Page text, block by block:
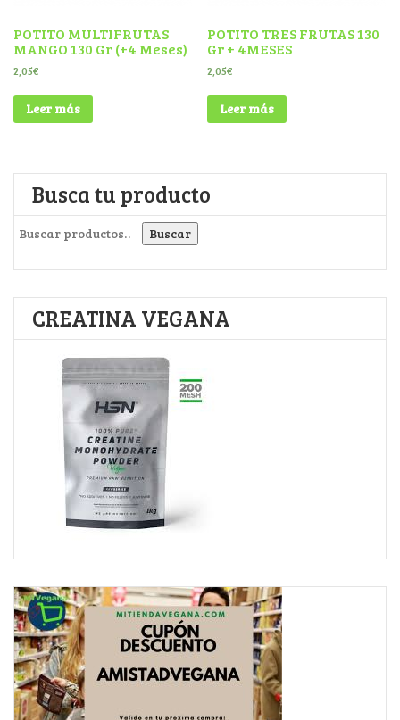
POTITO MULTIFRUTAS
MANGO 130 Gr (+4 Meses)
2,05€
Leer más
POTITO TRES FRUTAS 130
Gr + 4MESES
2,05€
Leer más
Busca tu producto
Buscar
CREATINA VEGANA